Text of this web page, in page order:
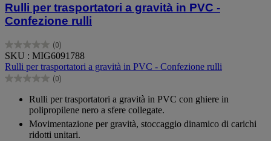
Rulli per trasportatori a gravità in PVC -
Confezione rulli
(0)
0.0
su
5
stelle.
SKU : MIG6091788
Rulli per trasportatori a gravità in PVC - Confezione rulli
(0)
0.0
Rulli per trasportatori a gravità in PVC con ghiere in
polipropilene nero a sfere collegate.
Movimentazione per gravità, stoccaggio dinamico di carichi
ridotti unitari.